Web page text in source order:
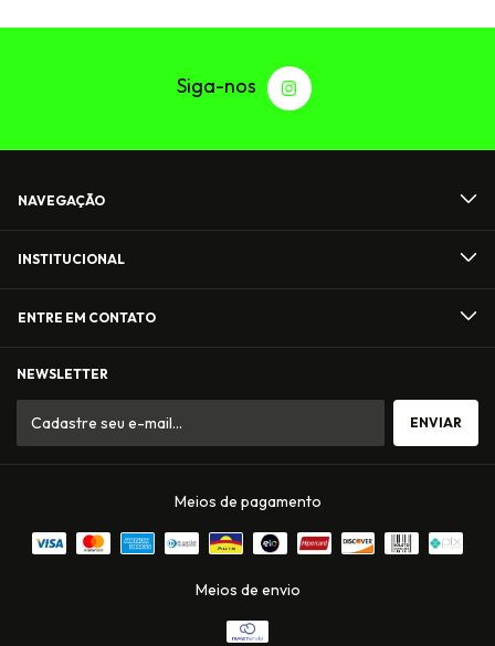
NAVEGAÇÃO
INSTITUCIONAL
ENTRE EM CONTATO
NEWSLETTER
Meios de pagamento
Meios de envio